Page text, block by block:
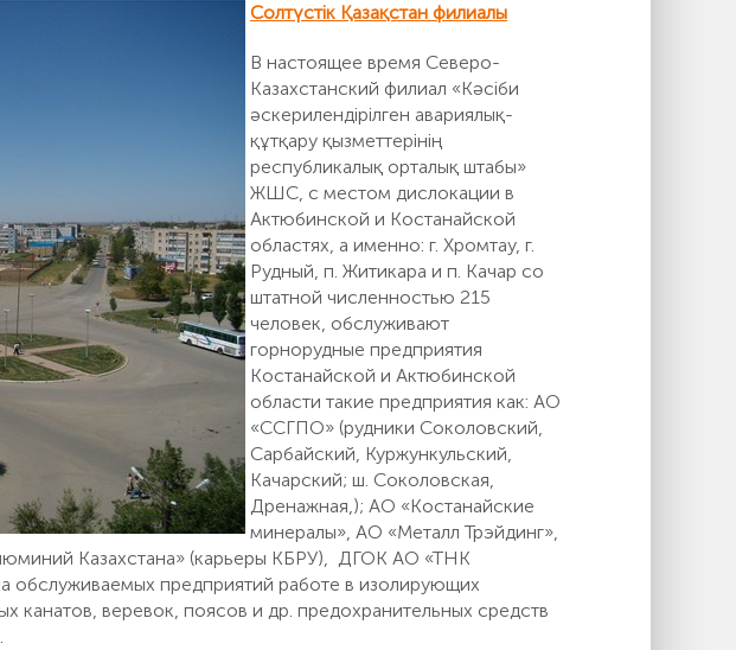
Солтүстік Қазақстан филиалы
В настоящее время Северо-
Казахстанский филиал «Кәсіби
әскерилендірілген авариялық-
құтқару қызметтерінің
республикалық орталық штабы»
ЖШС, с местом дислокации в
Актюбинской и Костанайской
областях, а именно: г. Хромтау, г.
Рудный, п. Житикара и п. Качар со
штатной численностью 215
человек, обслуживают
горнорудные предприятия
Костанайской и Актюбинской
области такие предприятия как: АО
«ССГПО» (рудники Соколовский,
Сарбайский, Куржункульский,
Качарский; ш. Соколовская,
Дренажная,); АО «Костанайские
минералы», АО «Металл Трэйдинг»,
Казахстана» (карьеры КБРУ), ДГОК АО «ТНК
обслуживаемых предприятий работе в изолирующих
канатов, веревок, поясов и др. предохранительных средств